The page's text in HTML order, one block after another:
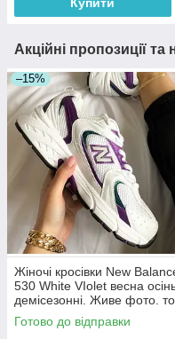
Купити
Акційні пропозиції та
–15%
Жіночі кросівки New
530 White VIolet весна
демісезонні. Живе фото.
Готово до відправки